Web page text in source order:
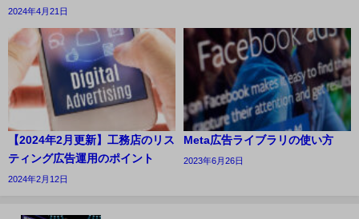
2024年4月21日
【2024年2月更新】工務店のリス
ティング広告運用のポイント
2024年2月12日
Meta広告ライブラリの使い方
2023年6月26日